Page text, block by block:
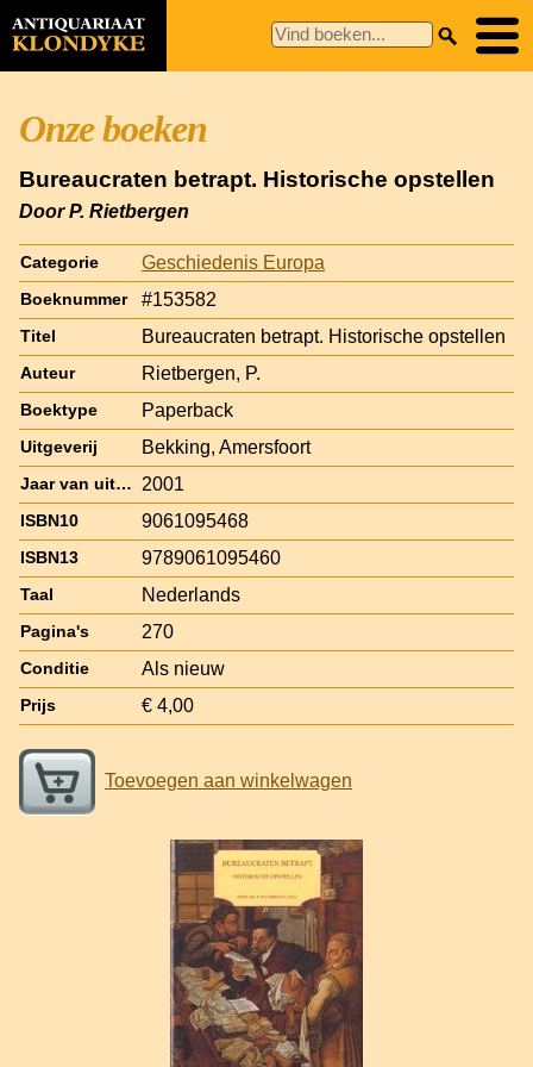
Onze boeken
Bureaucraten betrapt. Historische opstellen
Door P. Rietbergen
Categorie Geschiedenis Europa
Boeknummer #153582
Titel Bureaucraten betrapt. Historische opstellen
Auteur Rietbergen, P.
Boektype Paperback
Uitgeverij Bekking, Amersfoort
Jaar van uitgave 2001
ISBN10 9061095468
ISBN13 9789061095460
Taal Nederlands
Pagina's 270
Conditie Als nieuw
Prijs € 4,00
Toevoegen aan winkelwagen